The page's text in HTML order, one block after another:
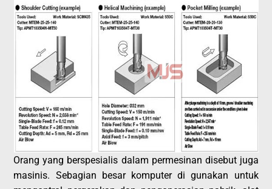
Orang yang berspesialis dalam permesinan disebut juga
masinis. Sebagian besar komputer di gunakan untuk